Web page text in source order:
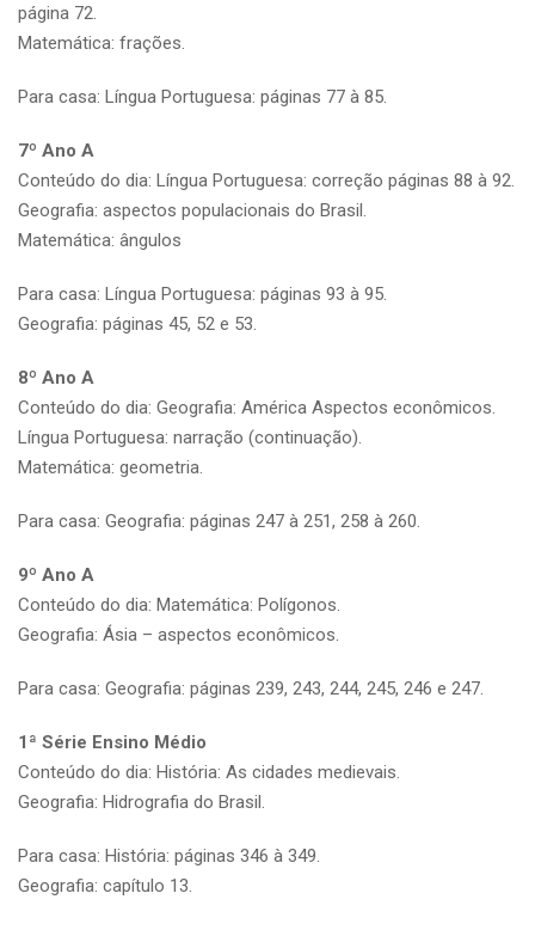
página 72.
Matemática: frações.
Para casa: Língua Portuguesa: páginas 77 à 85.
7º Ano A
Conteúdo do dia: Língua Portuguesa: correção páginas 88 à 92.
Geografia: aspectos populacionais do Brasil.
Matemática: ângulos
Para casa: Língua Portuguesa: páginas 93 à 95.
Geografia: páginas 45, 52 e 53.
8º Ano A
Conteúdo do dia: Geografia: América Aspectos econômicos.
Língua Portuguesa: narração (continuação).
Matemática: geometria.
Para casa: Geografia: páginas 247 à 251, 258 à 260.
9º Ano A
Conteúdo do dia: Matemática: Polígonos.
Geografia: Ásia – aspectos econômicos.
Para casa: Geografia: páginas 239, 243, 244, 245, 246 e 247.
1ª Série Ensino Médio
Conteúdo do dia: História: As cidades medievais.
Geografia: Hidrografia do Brasil.
Para casa: História: páginas 346 à 349.
Geografia: capítulo 13.